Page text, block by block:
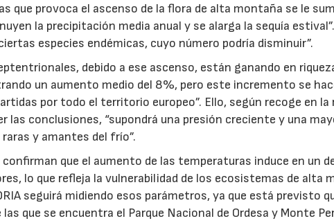
que provoca el ascenso de la flora de alta montaña se le
la precipitación media anual y se alarga la sequía
especies endémicas, cuyo número podría disminuir”.
debido a ese ascenso, están ganando en
un aumento medio del 8%, pero este incremento se
por todo el territorio europeo”. Ello, según recoge en
las conclusiones, “supondrá una presión creciente y una
y amantes del frío”.
que el aumento de las temperaturas induce en un
lo que refleja la vulnerabilidad de los ecosistemas de alta
seguirá midiendo esos parámetros, ya que está previsto
que se encuentra el Parque Nacional de Ordesa y Monte